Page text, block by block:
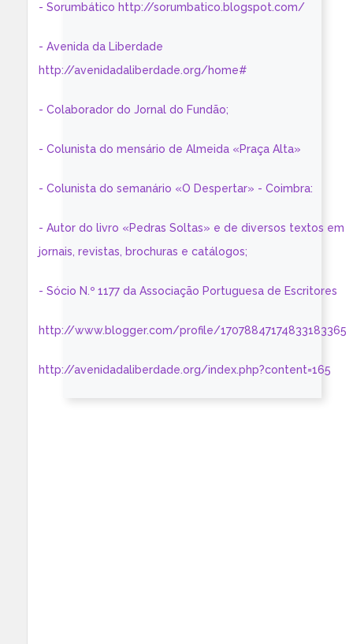
- Sorumbático http://sorumbatico.blogspot.com/
- Avenida da Liberdade
http://avenidadaliberdade.org/home#
- Colaborador do Jornal do Fundão;
- Colunista do mensário de Almeida «Praça Alta»
- Colunista do semanário «O Despertar» - Coimbra:
- Autor do livro «Pedras Soltas» e de diversos textos em
jornais, revistas, brochuras e catálogos;
- Sócio N.º 1177 da Associação Portuguesa de Escritores
http://www.blogger.com/profile/17078847174833183365
http://avenidadaliberdade.org/index.php?content=165